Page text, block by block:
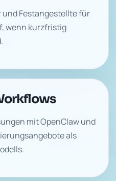
Festangestellte für
wenn kurzfristig
mit OpenClaw und
als